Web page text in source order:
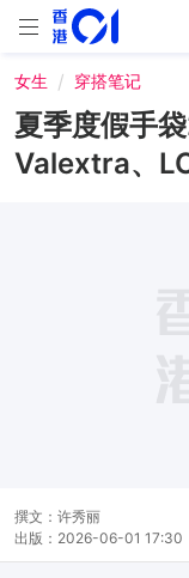
女生 穿搭笔记
夏季度假手
Valextra、
撰文： 许秀丽
出版： 2026-06-01 17:30